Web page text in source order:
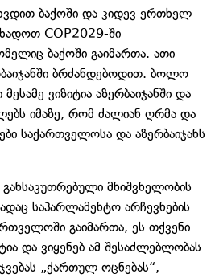
ბაქოში და კიდევ ერთხელ
COP2029-ში
ბაქოში გაიმართა. ათი
ბრძანდებოდით. ბოლო
ვიზიტია აზერბაიჯანში და
იმაზე, რომ ძალიან ღრმა და
საქართველოსა და აზერბაიჯანს
მნიშვნელობის
საპარლამენტო არჩევნების
გაიმართა, ეს თქვენი
და ვიყენებ ამ შესაძლებლობას
„ქართულ ოცნებას“,